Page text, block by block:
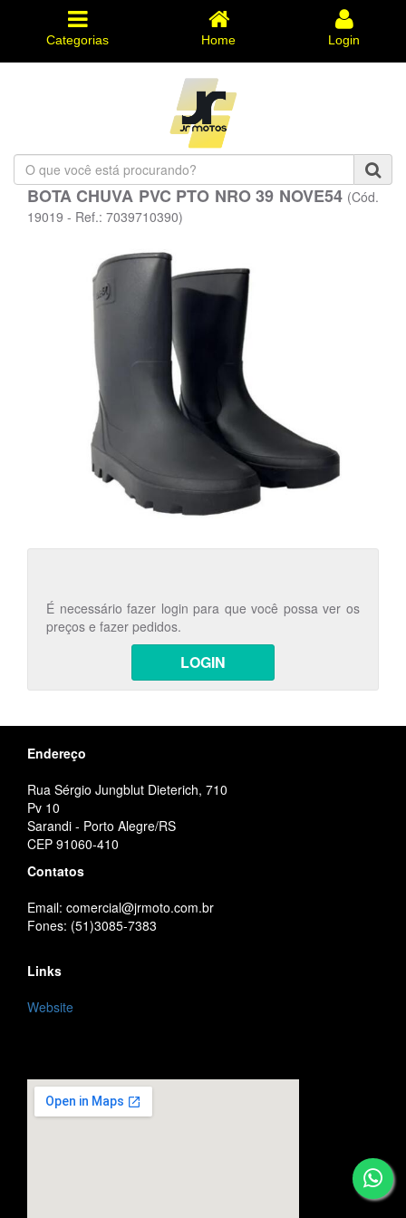
Categorias Home Login
O
que
você
está
BOTA CHUVA PVC PTO NRO 39 NOVE54 (Cód.
19019 - Ref.: 7039710390)
É necessário fazer login para que você possa ver os
preços e fazer pedidos.
LOGIN
Endereço
Rua Sérgio Jungblut Dieterich, 710
Pv 10
Sarandi - Porto Alegre/RS
CEP 91060-410
Contatos
Email: comercial@jrmoto.com.br
Fones: (51)3085-7383
Links
Website